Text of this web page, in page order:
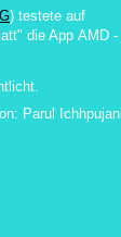
) testete auf
die App AMD -
Parul